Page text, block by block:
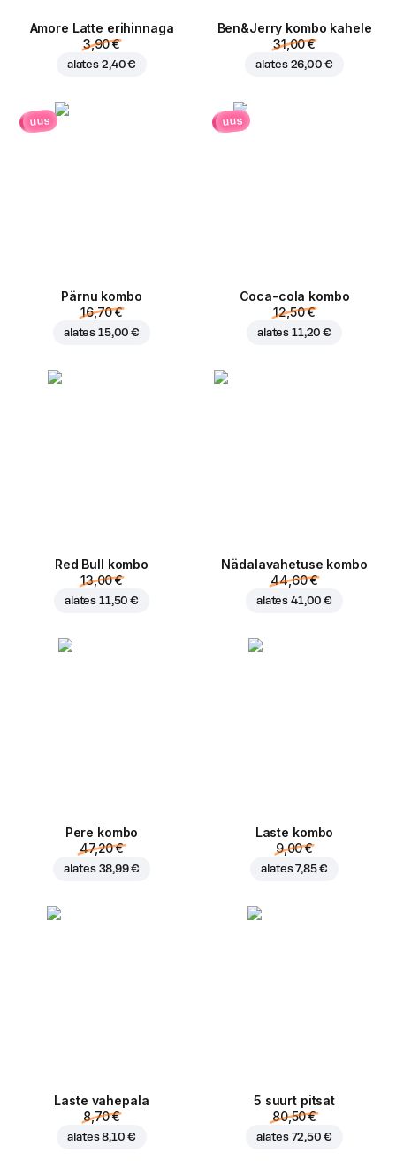
Amore Latte erihinnaga
3,90 €
alates 2,40 €
Ben&Jerry kombo kahele
31,00 €
alates 26,00 €
uus
Pärnu kombo
16,70 €
alates 15,00 €
uus
Coca-cola kombo
12,50 €
alates 11,20 €
Red Bull kombo
13,00 €
alates 11,50 €
Nädalavahetuse kombo
44,60 €
alates 41,00 €
Pere kombo
47,20 €
alates 38,99 €
Laste kombo
9,00 €
alates7,85 €
Laste vahepala
8,70 €
alates8,10 €
5 suurt pitsat
80,50 €
alates 72,50 €